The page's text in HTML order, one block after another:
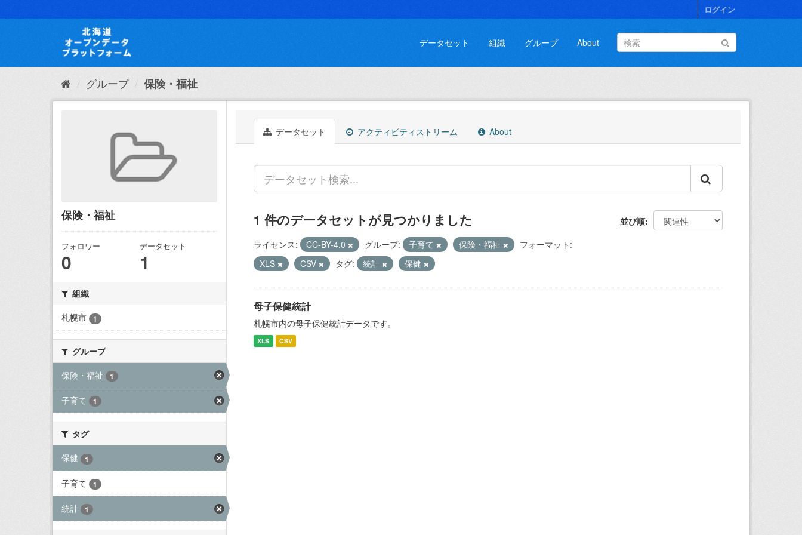
キ
て
ログイン
データセット 組織 グループ About
グループ 保険・福祉
保険・福祉
フォロワー
0
データセット
1
組織
札幌市
1
グループ
保険・福祉
1
子育て 1
タグ
保健
1
子育て 1
統計 1
データセット アクティビティストリーム About
並び順
1 件のデータセットが見つかりました
ライセンス: CC-BY-4.0 グループ: 子育て 保険・福祉
フォーマット:
XLS
CSV タグ: 統計 保健
母子保健統計
札幌市内の母子保健統計データです。
XLS CSV